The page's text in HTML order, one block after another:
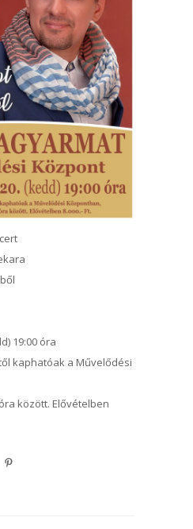
19:00 óra
kaphatóak a Művelődési
között. Elővételben